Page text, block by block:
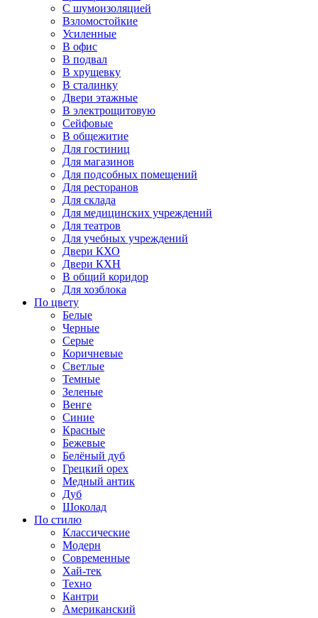
С шумоизоляцией
Взломостойкие
Усиленные
В офис
В подвал
В хрущевку
В сталинку
Двери этажные
В электрощитовую
Сейфовые
В общежитие
Для гостиниц
Для магазинов
Для подсобных помещений
Для ресторанов
Для склада
Для медицинских учреждений
Для театров
Для учебных учреждений
Двери КХО
Двери КХН
В общий коридор
Для хозблока
По цвету
Белые
Черные
Серые
Коричневые
Светлые
Темные
Зеленые
Венге
Синие
Красные
Бежевые
Белёный дуб
Грецкий орех
Медный антик
Дуб
Шоколад
По стилю
Классические
Модерн
Современные
Хай-тек
Техно
Кантри
Американский